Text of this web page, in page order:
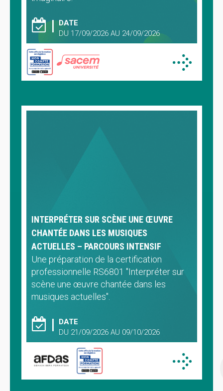
DATE
DU 17/09/2026 AU 24/09/2026
INTERPRÉTER SUR SCÈNE UNE ŒUVRE
CHANTÉE DANS LES MUSIQUES
ACTUELLES – PARCOURS INTENSIF
Une préparation de la certification
professionnelle RS6801 "Interpréter sur
scène une œuvre chantée dans les
musiques actuelles".
DATE
DU 21/09/2026 AU 09/10/2026